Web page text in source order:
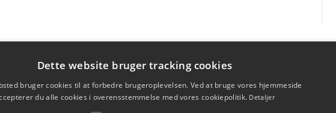
Dette website bruger tracking cookies
bruger cookies til at forbedre brugeroplevelsen. Ved at bruge vores hjemmeside
du alle cookies i overensstemmelse med vores cookiepolitik. Detaljer